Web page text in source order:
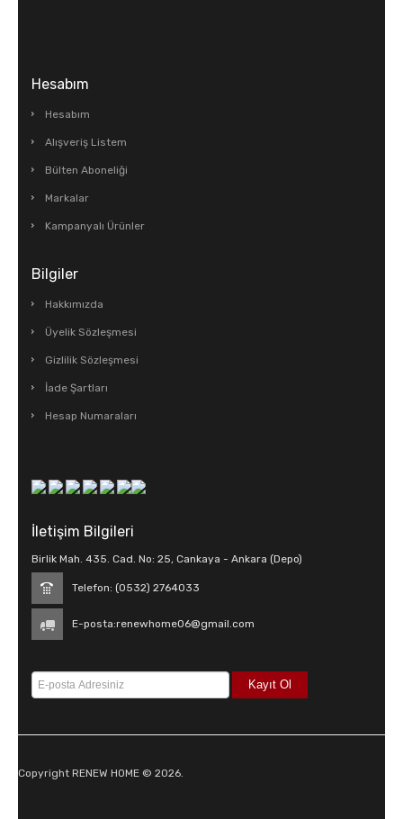
Hesabım
Hesabım
Alışveriş Listem
Bülten Aboneliği
Markalar
Kampanyalı Ürünler
Bilgiler
Hakkımızda
Üyelik Sözleşmesi
Gizlilik Sözleşmesi
İade Şartları
Hesap Numaraları
İletişim Bilgileri
Birlik Mah. 435. Cad. No: 25, Cankaya - Ankara (Depo)
Telefon: (0532) 2764033
E-posta:renewhome06@gmail.com
Copyright RENEW HOME © 2026.